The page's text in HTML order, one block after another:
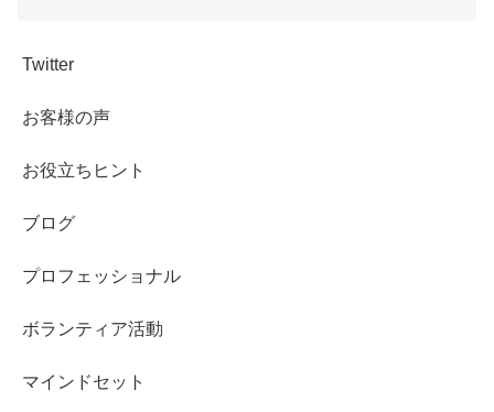
Twitter
お客様の声
お役立ちヒント
ブログ
プロフェッショナル
ボランティア活動
マインドセット